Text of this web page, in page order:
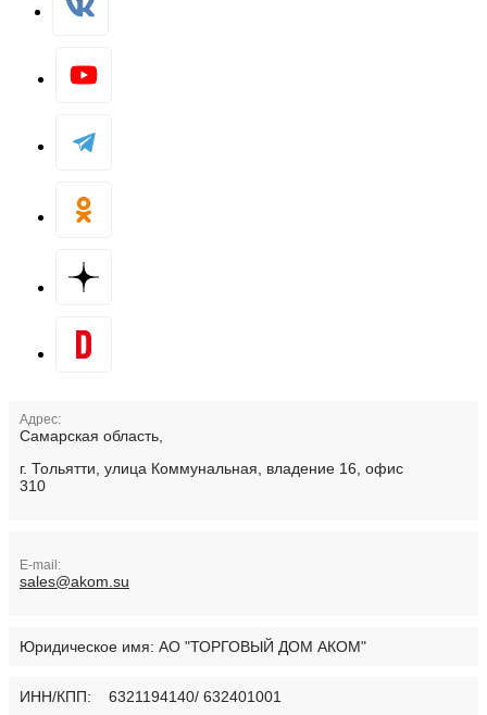
Юридическое имя: АО "ТОРГОВЫЙ ДОМ АКОМ"
ИНН/КПП: 6321194140/ 632401001
Адрес:
Самарская область,
г. Тольятти, улица Коммунальная, владение 16, офис
310
E-mail:
sales@akom.su